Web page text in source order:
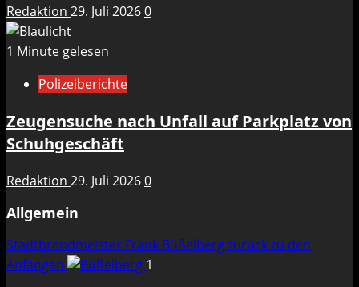
Redaktion 29. Juli 20260
1 Minute gelesen
Polizeiberichte
Zeugensuche nach Unfall auf Parkplatz von
Schuhgeschäft
Redaktion 29. Juli 20260
Allgemein
Stadtbrandmeister Frank Büßelberg zurück zu den
Anfängen
1